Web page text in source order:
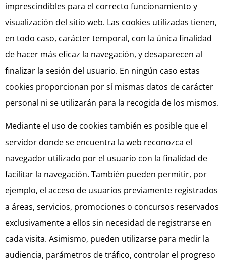
imprescindibles para el correcto funcionamiento y
visualización del sitio web. Las cookies utilizadas tienen,
en todo caso, carácter temporal, con la única finalidad
de hacer más eficaz la navegación, y desaparecen al
finalizar la sesión del usuario. En ningún caso estas
cookies proporcionan por sí mismas datos de carácter
personal ni se utilizarán para la recogida de los mismos.
Mediante el uso de cookies también es posible que el
servidor donde se encuentra la web reconozca el
navegador utilizado por el usuario con la finalidad de
facilitar la navegación. También pueden permitir, por
ejemplo, el acceso de usuarios previamente registrados
a áreas, servicios, promociones o concursos reservados
exclusivamente a ellos sin necesidad de registrarse en
cada visita. Asimismo, pueden utilizarse para medir la
audiencia, parámetros de tráfico, controlar el progreso